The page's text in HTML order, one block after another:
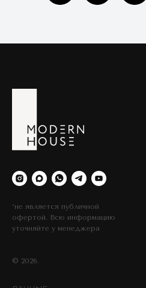
*не является публичной
офертой. Всю информацию
уточняйте у менеджера
© 2026.